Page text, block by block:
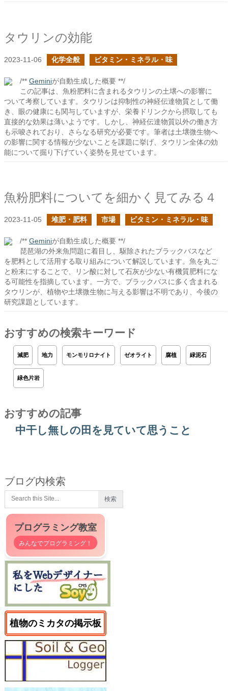
タウリンの効能
2023-11-06 化学全般 ビタミン・ミネラル・味
/** Geminiが自動生成した概要 **/
この記事は、魚粉肥料に含まれるタウリンの土壌への影響に
ついて考察しています。タウリンは抑制性の神経伝達物質として働
き、眼の健康にも関与していますが、栄養ドリンクから摂取しても
直接的な効果は薄いようです。しかし、神経伝達物質以外の働き方
も示唆されており、さらなる研究が必要です。筆者は土壌微生物へ
の影響に関する情報が少ないことを課題に挙げ、タウリン全体の効
能について掘り下げていく姿勢を見せています。
魚粉肥料についてを細かく見てみる４
2023-11-05 堆肥・肥料 市場 ビタミン・ミネラル・味
/** Geminiが自動生成した概要 **/
琵琶湖の外来魚問題に着目し、駆除されたブラックバスなど
を肥料として活用する取り組みについて解説しています。魚を丸ご
と粉末にすることで、リン酸に対して石灰が少ない有機質肥料にな
る可能性を指摘しています。一方で、ブラックバスに多く含まれる
タウリンが、植物や土壌微生物に与える影響は不明であり、今後の
研究課題としています。
おすすめの検索キーワード
減肥 地力 モンモリロナイト ゼオライト 腐植 緑泥石
緑色片岩
おすすめの記事
中干し無しの田を見ていて思うこと
ブログ内検索
プログラミング教室
みんなでプログラミング！
植物のミカタの掲示板